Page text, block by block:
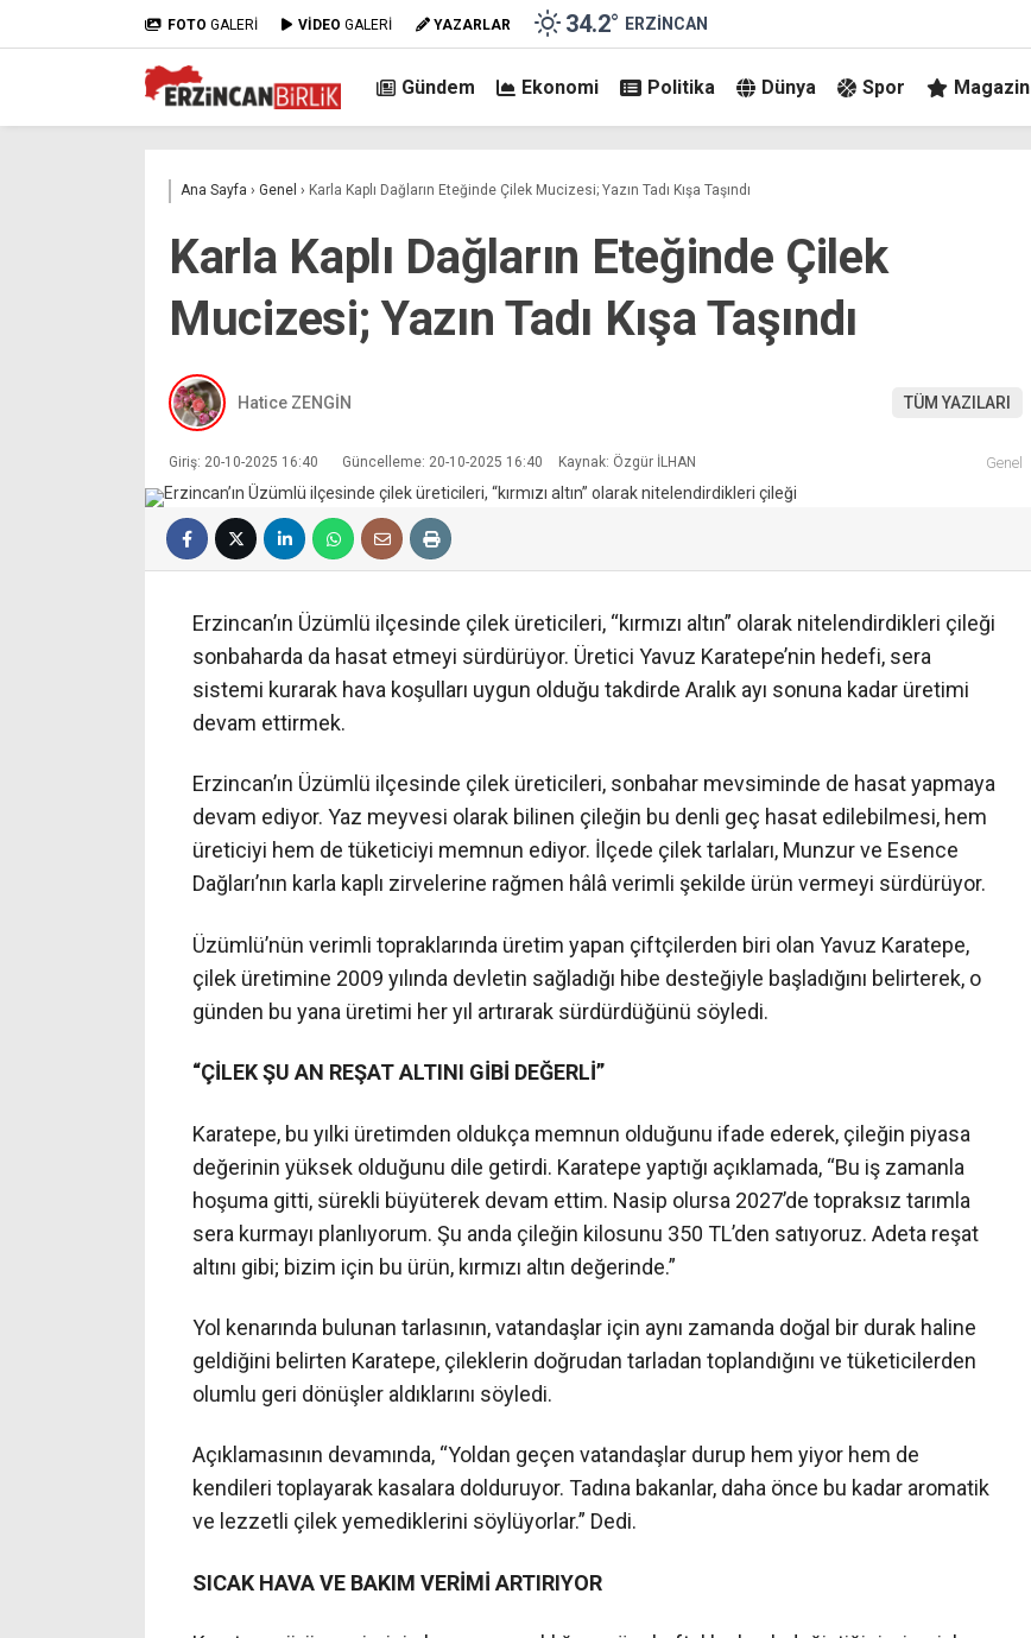
FOTO GALERİ VİDEO GALERİ YAZARLAR 34.2° ERZINCAN
Gündem Ekonomi Politika Dünya Spor Magazin
Ana Sayfa › Genel › Karla Kaplı Dağların Eteğinde Çilek Mucizesi; Yazın Tadı Kışa Taşındı
Karla Kaplı Dağların Eteğinde Çilek
Mucizesi; Yazın Tadı Kışa Taşındı
Hatice ZENGİN TÜM YAZILARI
Giriş: 20-10-2025 16:40 Güncelleme: 20-10-2025 16:40 Kaynak: Özgür İLHAN Genel
Erzincan’ın Üzümlü ilçesinde çilek üreticileri, “kırmızı altın” olarak nitelendirdikleri çileği
sonbaharda da hasat etmeyi sürdürüyor. Üretici Yavuz Karatepe’nin hedefi, sera
sistemi kurarak hava koşulları uygun olduğu takdirde Aralık ayı sonuna kadar üretimi
devam ettirmek.
Erzincan’ın Üzümlü ilçesinde çilek üreticileri, sonbahar mevsiminde de hasat yapmaya
devam ediyor. Yaz meyvesi olarak bilinen çileğin bu denli geç hasat edilebilmesi, hem
üreticiyi hem de tüketiciyi memnun ediyor. İlçede çilek tarlaları, Munzur ve Esence
Dağları’nın karla kaplı zirvelerine rağmen hâlâ verimli şekilde ürün vermeyi sürdürüyor.
Üzümlü’nün verimli topraklarında üretim yapan çiftçilerden biri olan Yavuz Karatepe,
çilek üretimine 2009 yılında devletin sağladığı hibe desteğiyle başladığını belirterek, o
günden bu yana üretimi her yıl artırarak sürdürdüğünü söyledi.
“ÇİLEK ŞU AN REŞAT ALTINI GİBİ DEĞERLİ”
Karatepe, bu yılki üretimden oldukça memnun olduğunu ifade ederek, çileğin piyasa
değerinin yüksek olduğunu dile getirdi. Karatepe yaptığı açıklamada, “Bu iş zamanla
hoşuma gitti, sürekli büyüterek devam ettim. Nasip olursa 2027’de topraksız tarımla
sera kurmayı planlıyorum. Şu anda çileğin kilosunu 350 TL’den satıyoruz. Adeta reşat
altını gibi; bizim için bu ürün, kırmızı altın değerinde.”
Yol kenarında bulunan tarlasının, vatandaşlar için aynı zamanda doğal bir durak haline
geldiğini belirten Karatepe, çileklerin doğrudan tarladan toplandığını ve tüketicilerden
olumlu geri dönüşler aldıklarını söyledi.
Açıklamasının devamında, “Yoldan geçen vatandaşlar durup hem yiyor hem de
kendileri toplayarak kasalara dolduruyor. Tadına bakanlar, daha önce bu kadar aromatik
ve lezzetli çilek yemediklerini söylüyorlar.” Dedi.
SICAK HAVA VE BAKIM VERİMİ ARTIRIYOR